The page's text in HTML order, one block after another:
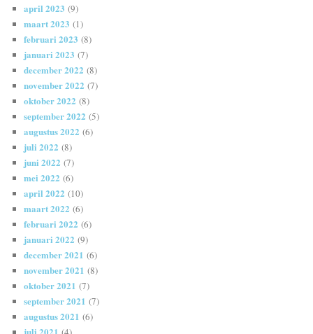
april 2023 (9)
maart 2023 (1)
februari 2023 (8)
januari 2023 (7)
december 2022 (8)
november 2022 (7)
oktober 2022 (8)
september 2022 (5)
augustus 2022 (6)
juli 2022 (8)
juni 2022 (7)
mei 2022 (6)
april 2022 (10)
maart 2022 (6)
februari 2022 (6)
januari 2022 (9)
december 2021 (6)
november 2021 (8)
oktober 2021 (7)
september 2021 (7)
augustus 2021 (6)